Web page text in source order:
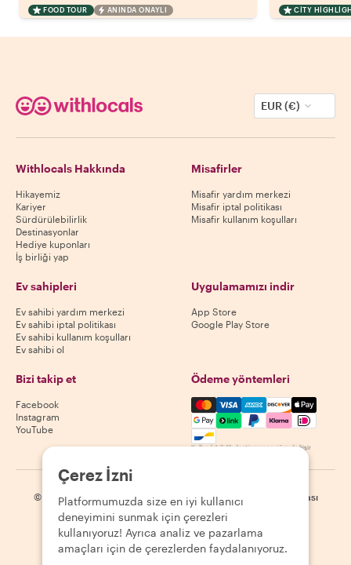
FOOD TOUR ANINDA ONAYLI CITY
EUR (€)
Withlocals Hakkında
Hikayemiz
Kariyer
Sürdürülebilirlik
Destinasyonlar
Hediye kuponları
İş birliği yap
Misafirler
Misafir yardım merkezi
Misafir iptal politikası
Misafir kullanım koşulları
Ev sahipleri
Ev sahibi yardım merkezi
Ev sahibi iptal politikası
Ev sahibi kullanım koşulları
Ev sahibi ol
Uygulamamızı indir
App Store
Google Play Store
Bizi takip et
Facebook
Instagram
YouTube
Ödeme yöntemleri
Mastercard, Visa, Amex,
Kullanılabilirlik destinasyona göre değişir
© 2026 Withlocals.com Gizlilik Politikası | Site haritası
Çerez İzni
Platformumuzda size en iyi kullanıcı
deneyimini sunmak için çerezleri
kullanıyoruz! Ayrıca analiz ve pazarlama
amaçları için de çerezlerden faydalanıyoruz.